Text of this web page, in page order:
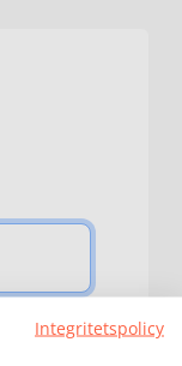
Integritetspolicy